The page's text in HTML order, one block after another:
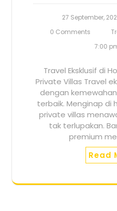
27 September,
0 Comments
7:00
Travel Eksklusif di
Private Villas Travel
dengan
terbaik. Menginap di
private villas
tak terlupakan.
premium
Read